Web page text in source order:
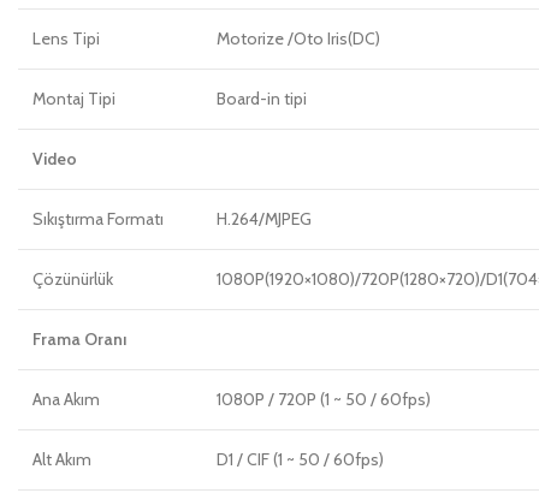
Lens Tipi Motorize /Oto Iris(DC)
Montaj Tipi Board-in tipi
Video
Sıkıştırma Formatı H.264/MJPEG
Çözünürlük 1080P(1920×1080)/720P(1280×720)/
Frama Oranı
Ana Akım 1080P / 720P (1 ~ 50 / 60fps)
Alt Akım D1 / CIF (1 ~ 50 / 60fps)